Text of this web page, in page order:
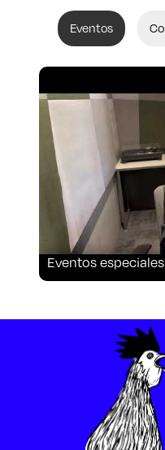
Enlaces de interés
Aspirantes
Becas
Graduaciones
Derecho
Lo más buscado
Eventos
Eventos especiales